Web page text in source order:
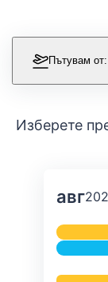
Пътувам от:
Изберете
авг